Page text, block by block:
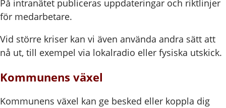
På intranätet publiceras uppdateringar och riktlinjer
för medarbetare.
Vid större kriser kan vi även använda andra sätt att
nå ut, till exempel via lokalradio eller fysiska utskick.
Kommunens växel
Kommunens växel kan ge besked eller koppla dig